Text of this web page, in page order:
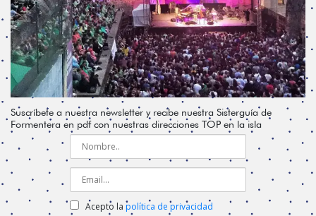
Suscríbete a nuestra newsletter y recibe nuestra Sisterguía de
Formentera en pdf con nuestras direcciones TOP en la isla
Acepto la política de privacidad